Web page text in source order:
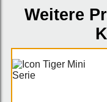
Weitere